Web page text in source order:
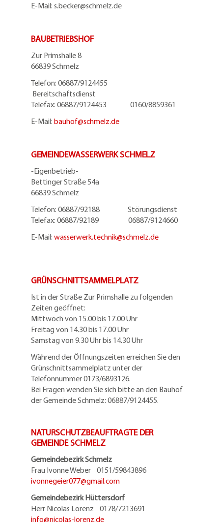
E-Mail: s.becker@schmelz.de
BAUBETRIEBSHOF
Zur Primshalle 8
66839 Schmelz
Telefon: 06887/9124455
Bereitschaftsdienst
Telefax: 06887/9124453 0160/8859361
E-Mail: bauhof@schmelz.de
GEMEINDEWASSERWERK SCHMELZ
-Eigenbetrieb-
Bettinger Straße 54a
66839 Schmelz
Telefon: 06887/92188 Störungsdienst
Telefax: 06887/92189 06887/9124660
E-Mail: wasserwerk.technik@schmelz.de
GRÜNSCHNITTSAMMELPLATZ
Ist in der Straße Zur Primshalle zu folgenden
Zeiten geöffnet:
Mittwoch von 15.00 bis 17.00 Uhr
Freitag von 14.30 bis 17.00 Uhr
Samstag von 9.30 Uhr bis 14.30 Uhr
Während der Öffnungszeiten erreichen Sie den
Grünschnittsammelplatz unter der
Telefonnummer 0173/6893126.
Bei Fragen wenden Sie sich bitte an den Bauhof
der Gemeinde Schmelz: 06887/9124455.
NATURSCHUTZBEAUFTRAGTE DER
GEMEINDE SCHMELZ
Gemeindebezirk Schmelz
Frau Ivonne Weber 0151/59843896
ivonnegeier077@gmail.com
Gemeindebezirk Hüttersdorf
Herr Nicolas Lorenz 0178/7213691
info@nicolas-lorenz.de